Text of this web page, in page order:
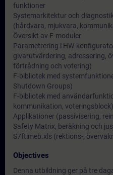
funktioner
Systemarkitektur och
(hårdvara, mjukvara,
Översikt av F-moduler
Parametrering i HW-
givarutvärdering, adressering,
förtrådning och votering)
F-bibliotek med
Shutdown Groups)
F-bibliotek med
kommunikation, voteringsblock)
Applikationer (passivisering,
Safety Matrix, beräkning och
S7ftimeb.xls (rektions-,
Objectives
Denna utbildning ger på tre